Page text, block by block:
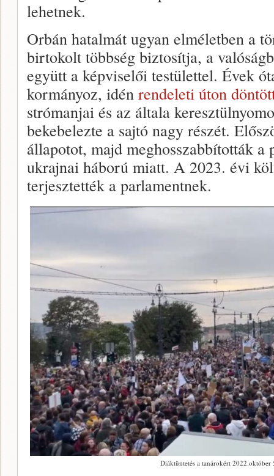
lehetnek.
Orbán hatalmát ugyan elméletben a
birtokolt többség biztosítja, a
együtt a képviselői testülettel. Évek
kormányoz, idén rendeleti úton
strómanjai és az általa
bekebelezte a sajtó nagy részét.
állapotot, majd meghosszabbították a
ukrajnai háború miatt. A 2023. évi
terjesztették a parlamentnek.
Diáktüntetés a tanárokért 2022.október